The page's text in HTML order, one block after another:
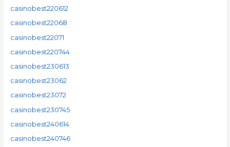
casinobest220612
casinobest22068
casinobest22071
casinobest220744
casinobest230613
casinobest23062
casinobest23072
casinobest230745
casinobest240614
casinobest240746